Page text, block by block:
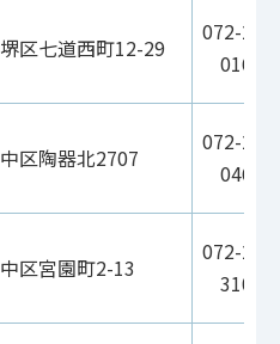
堺区七道西町12-29
072-233-
0162
中区陶器北2707
072-236-
0460
中区宮園町2-13
072-278-
3100